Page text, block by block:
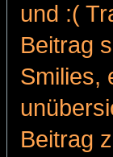
und :(
Beitrag
Smilies,
Beitrag